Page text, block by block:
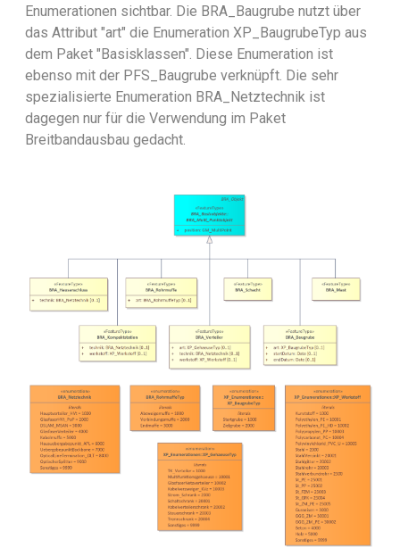
Enumerationen sichtbar. Die BRA_Baugrube nutzt über
das Attribut "art" die Enumeration XP_BaugrubeTyp aus
dem Paket "Basisklassen". Diese Enumeration ist
ebenso mit der PFS_Baugrube verknüpft. Die sehr
spezialisierte Enumeration BRA_Netztechnik ist
dagegen nur für die Verwendung im Paket
Breitbandausbau gedacht.